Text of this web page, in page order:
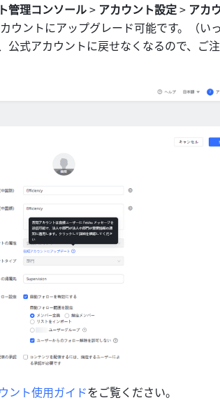
管理コンソール > アカウント設定 > アカ
ウントにアップグレード可能です。（い
公式アカウントに戻せなくなるので、ご
ント使用ガイドをご覧ください。